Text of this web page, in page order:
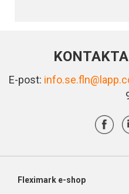
E-post:
Fleximark e-shop